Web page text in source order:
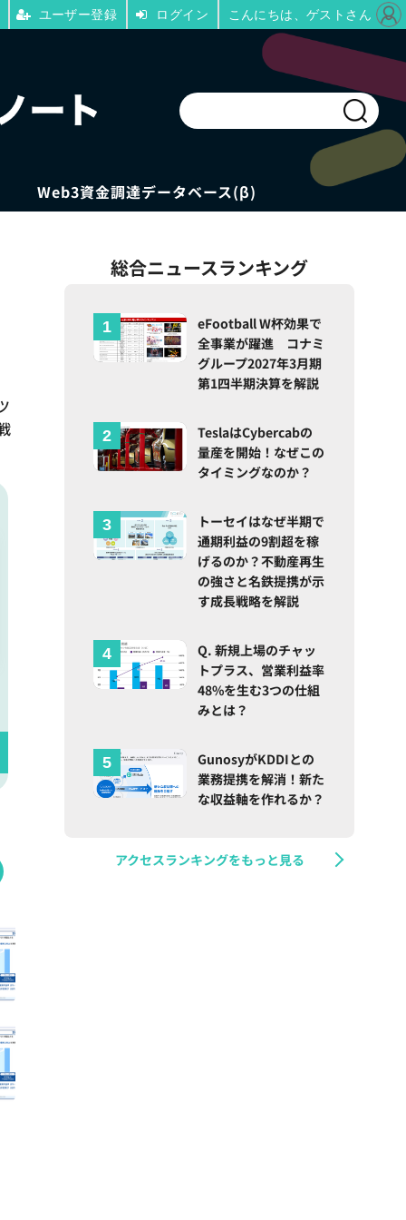
Web3資金調達データベース(β)
総合ニュースランキング
eFootball W杯効果で
全事業が躍進 コナミ
グループ2027年3月期
第1四半期決算を解説
TeslaはCybercabの
量産を開始！なぜこの
タイミングなのか？
トーセイはなぜ半期で
通期利益の9割超を稼
げるのか？不動産再生
の強さと名鉄提携が示
す成長戦略を解説
Q. 新規上場のチャッ
トプラス、営業利益率
48%を生む3つの仕組
みとは？
GunosyがKDDIとの
業務提携を解消！新た
な収益軸を作れるか？
アクセスランキングをもっと見る
ユーザー登録 ログイン こんにちは、ゲストさん